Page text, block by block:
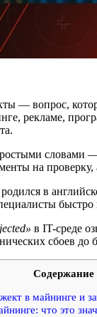
— вопрос,
рекламе,
словами
на
в
в IT-среде
сбоев до
Содержание
в майнинге и
что это